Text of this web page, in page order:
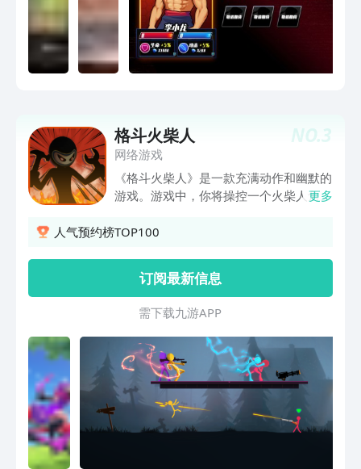
NO.3
格斗火柴人
网络游戏
《格斗火柴人》是一款充满动作和幽默的
游戏。游戏中，你将操控一个火柴人角
家进行对决。通过巧妙的策略和敏捷的操
多种武器选择、丰富多样的皮肤和独特的
英雄技能。在这个搞笑又刺激的战斗中，
你将享受到无尽的乐趣和惊喜。准备好与
全球玩家一起在《格斗火柴人》中展开一
场疯狂的冒险吧！《格斗火柴人》是一款
搞笑动作游戏，玩家控制火柴人角色参与
PvP对战。多种武器、丰富皮肤、独特英
雄技能，带来无限乐趣。准备好与全球玩
家一起展开激烈对决，在笑声中尽情享受
游戏！
更多
人气预约榜TOP100
订阅最新信息
需 下 载 九 游 A P P